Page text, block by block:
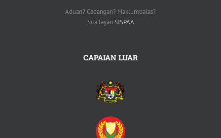
Aduan? Cadangan? Maklumbalas?
Sila layari SISPAA
CAPAIAN LUAR